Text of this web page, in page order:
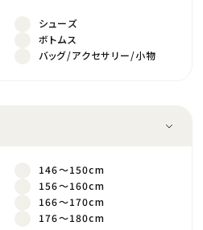
シューズ
ボトムス
バッグ/アクセサリー/小物
146～150cm
156～160cm
166～170cm
176～180cm